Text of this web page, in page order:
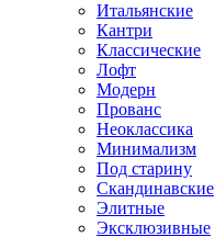
Итальянские
Кантри
Классические
Лофт
Модерн
Прованс
Неоклассика
Минимализм
Под старину
Скандинавские
Элитные
Эксклюзивные